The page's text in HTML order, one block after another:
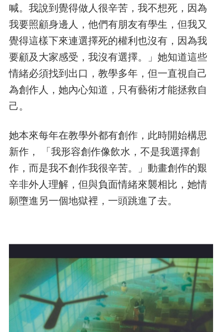
喊。我說到覺得做人很辛苦，我不想死，因為
我要照顧身邊人，他們有朋友有學生，但我又
覺得這樣下來連選擇死的權利也沒有，因為我
要顧及大家感受，我沒有選擇。」她知道這些
情緒必須找到出口，教學多年，但一直視自己
為創作人，她內心知道，只有藝術才能拯救自
己。
她本來每年在教學外都有創作，此時開始構思
新作， 「我形容創作像飲水，不是我選擇創
作，而是我不創作我很辛苦。」動畫創作的艱
辛非外人理解，但與負面情緒來襲相比，她情
願墮進另一個地獄裡，一頭跳進了去。